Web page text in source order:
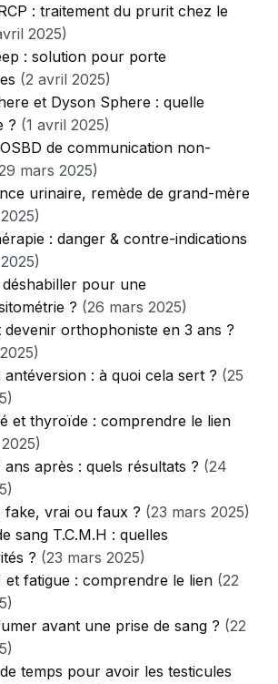
: traitement du prurit chez le
2025)
: solution pour porte
(2 avril 2025)
et Dyson Sphere : quelle
? (1 avril 2025)
de communication non-
mars 2025)
urinaire, remède de grand-mère
: danger & contre-indications
pour une
? (26 mars 2025)
devenir orthophoniste en 3 ans ?
antéversion : à quoi cela sert ? (25
et thyroïde : comprendre le lien
ans après : quels résultats ? (24
fake, vrai ou faux ? (23 mars 2025)
sang T.C.M.H : quelles
? (23 mars 2025)
et fatigue : comprendre le lien (22
avant une prise de sang ? (22
temps pour avoir les testicules